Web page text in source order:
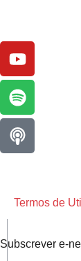
Termos de
Subscrever e-